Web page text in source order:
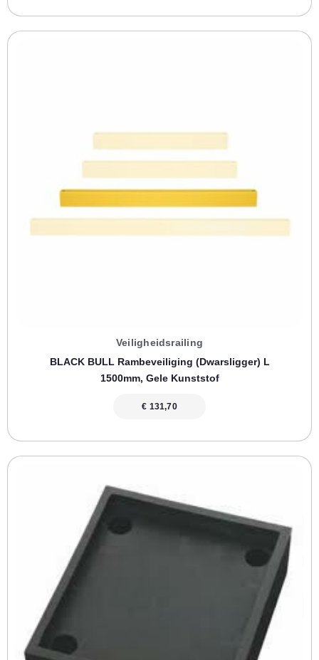
Veiligheidsrailing
BLACK BULL Rambeveiliging (dwarsligger) L
1500mm, Gele Kunststof
€ 131,70